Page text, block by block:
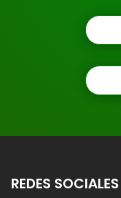
REDES SOCIALES